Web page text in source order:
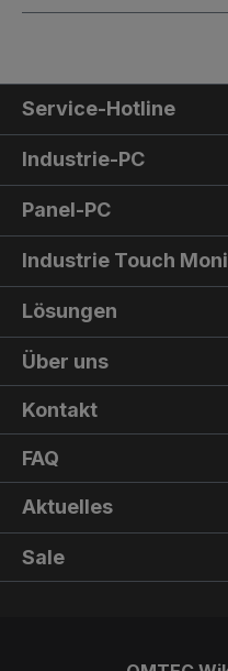
Service-Hotline
Industrie-PC
Panel-PC
Industrie Touch
Lösungen
Über uns
Kontakt
FAQ
Aktuelles
Sale